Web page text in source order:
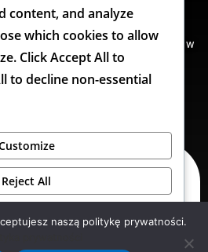
prywatności
prof. dr hab. Waldemara Kociuby w
wKatedrze Geologii,
–Wydział Nauk o Ziemi i
content, and analyze
which cookies to allow
. ClickAccept Allto
to decline non-essential
Reject All
Accept Allnaszą politykę prywatności.